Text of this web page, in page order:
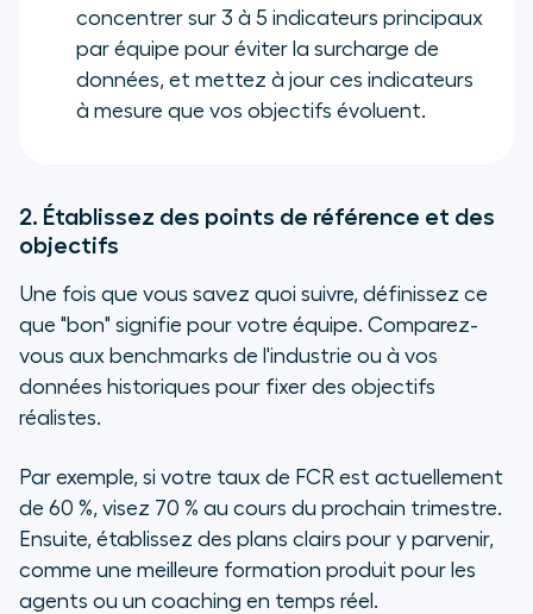
concentrer sur 3 à 5 indicateurs principaux
par équipe pour éviter la surcharge de
données, et mettez à jour ces indicateurs
à mesure que vos objectifs évoluent.
2. Établissez des points de référence et des
objectifs
Une fois que vous savez quoi suivre, définissez ce
que "bon" signifie pour votre équipe. Comparez-
vous aux benchmarks de l'industrie ou à vos
données historiques pour fixer des objectifs
réalistes.
Par exemple, si votre taux de FCR est actuellement
de 60 %, visez 70 % au cours du prochain trimestre.
Ensuite, établissez des plans clairs pour y parvenir,
comme une meilleure formation produit pour les
agents ou un coaching en temps réel.